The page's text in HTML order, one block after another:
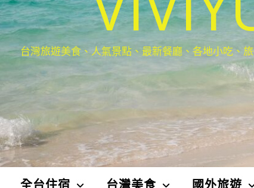
台灣旅遊美食、人氣景點、最新餐廳、各地小吃、
全台住宿 台灣美食 國外旅遊